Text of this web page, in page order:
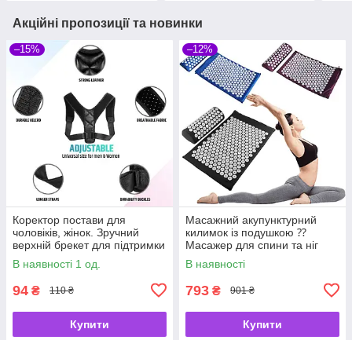
Акційні пропозиції та новинки
–15%
Коректор постави для
чоловіків, жінок. Зручний
верхній брекет для підтримки
плеча ключиці
В наявності 1 од.
94 ₴ 110 ₴
Купити
–12%
Масажний акупунктурний
килимок із подушкою ⁇
Масажер для спини та ніг
OSPORT ⁇ Аплікатор
Кузнєцова
В наявності
793 ₴ 901 ₴
Купити